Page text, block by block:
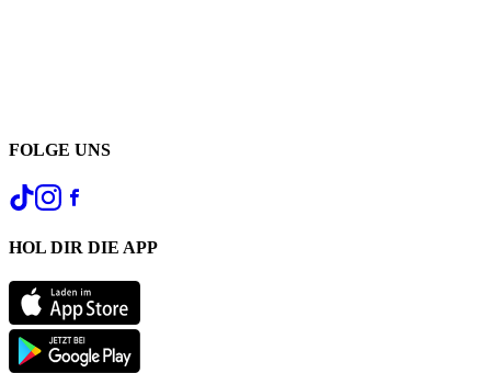
FOLGE UNS
HOL DIR DIE APP